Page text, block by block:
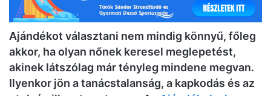
Ajándékot választani nem mindig könnyű, főleg
akkor, ha olyan nőnek keresel meglepetést,
akinek látszólag már tényleg mindene megvan.
Ilyenkor jön a tanácstalanság, a kapkodás és az